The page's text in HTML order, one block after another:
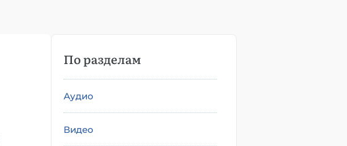
По разделам
Аудио
Видео